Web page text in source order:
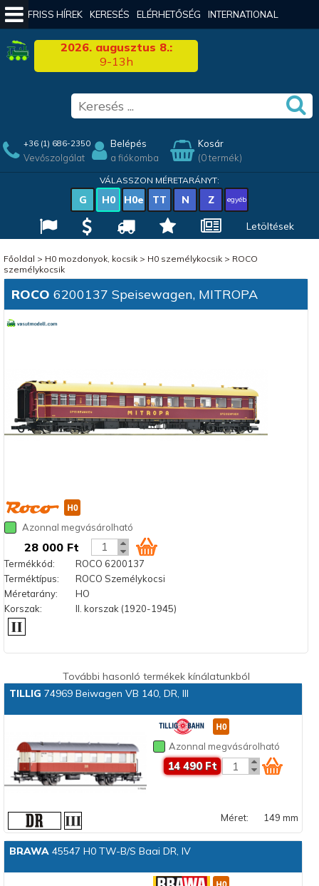
FRISS HÍREK KERESÉS ELÉRHETŐSÉG INTERNATIONAL
2026. augusztus 8.:
9-13h
+36 (1) 686-2350
Vevőszolgálat
Belépés
a fiókomba
Kosár
(0 termék)
VÁLASSZON MÉRETARÁNYT:
G H0 H0e TT N Z egyéb
Letöltések
Főoldal > H0 mozdonyok, kocsik> H0 személykocsik> ROCO
személykocsik
ROCO 6200137 Speisewagen, MITROPA
Azonnal megvásárolható
28 000 Ft
Termékkód:
ROCO 6200137
Terméktípus:
ROCO Személykocsi
Méretarány:
HO
Korszak:
II. korszak (1920-1945)
További hasonló termékek kínálatunkból
TILLIG 74969 Beiwagen VB 140, DR, III
Azonnal megvásárolható
14 490 Ft
Méret: 149 mm
BRAWA45547 H0 TW-B/S Baai DR, IV